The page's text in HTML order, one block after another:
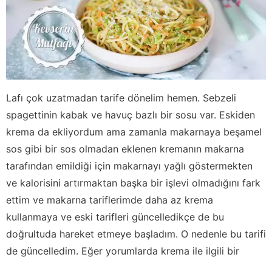
Lafı çok uzatmadan tarife dönelim hemen. Sebzeli
spagettinin kabak ve havuç bazlı bir sosu var. Eskiden
krema da ekliyordum ama zamanla makarnaya beşamel
sos gibi bir sos olmadan eklenen kremanın makarna
tarafından emildiği için makarnayı yağlı göstermekten
ve kalorisini artırmaktan başka bir işlevi olmadığını fark
ettim ve makarna tariflerimde daha az krema
kullanmaya ve eski tarifleri güncelledikçe de bu
doğrultuda hareket etmeye başladım. O nedenle bu tarifi
de güncelledim. Eğer yorumlarda krema ile ilgili bir